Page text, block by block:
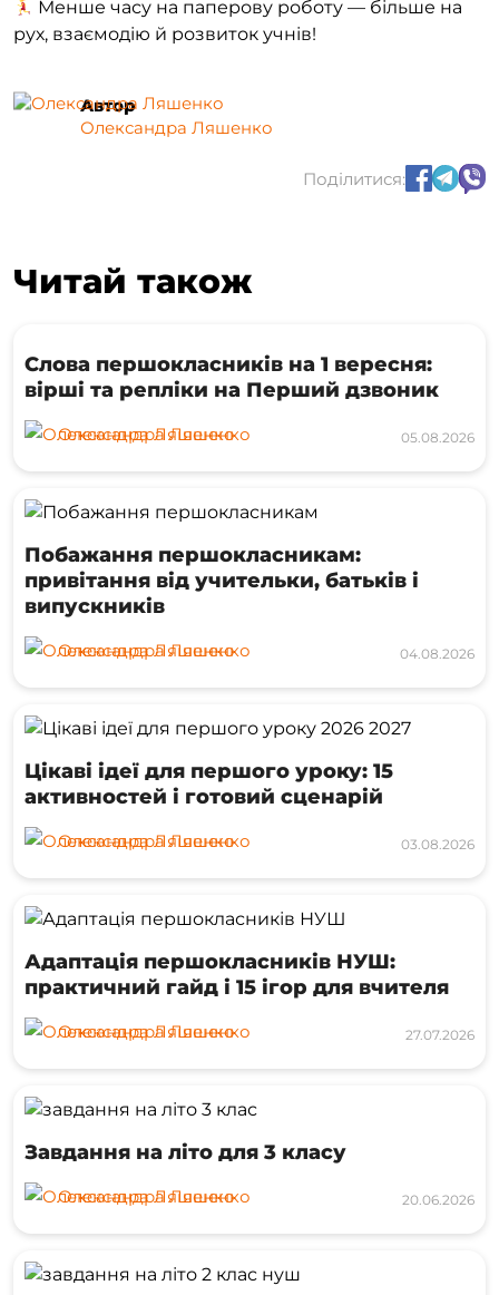
Менше часу на паперову роботу — більше на
рух, взаємодію й розвиток учнів!
Автор
Олександра Ляшенко
Поділитися:
Читай також
Слова першокласників на 1 вересня:
вірші та репліки на Перший дзвоник
Олександра Ляшенко 05.08.2026
Побажання першокласникам:
привітання від учительки, батьків і
випускників
Олександра Ляшенко 04.08.2026
Цікаві ідеї для першого уроку: 15
активностей і готовий сценарій
Олександра Ляшенко 03.08.2026
Адаптація першокласників НУШ:
практичний гайд і 15 ігор для вчителя
Олександра Ляшенко 27.07.2026
Завдання на літо для 3 класу
Олександра Ляшенко 20.06.2026